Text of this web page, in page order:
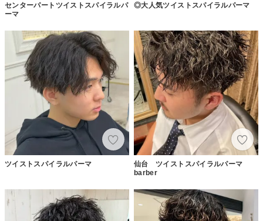
センターパートツイストスパイラルパ
ーマ
◎大人気ツイストスパイラルパーマ
ツイストスパイラルパーマ
仙台 ツイストスパイラルパーマ
barber